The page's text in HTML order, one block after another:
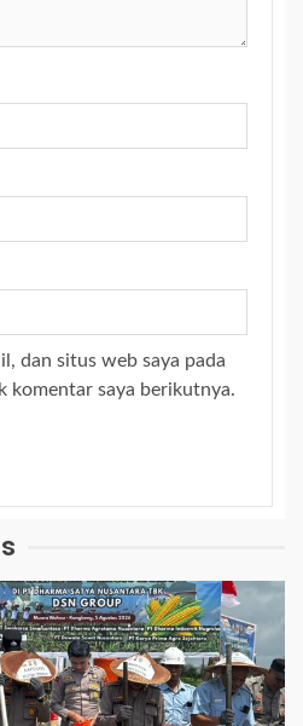
dan situs web saya pada
komentar saya berikutnya.